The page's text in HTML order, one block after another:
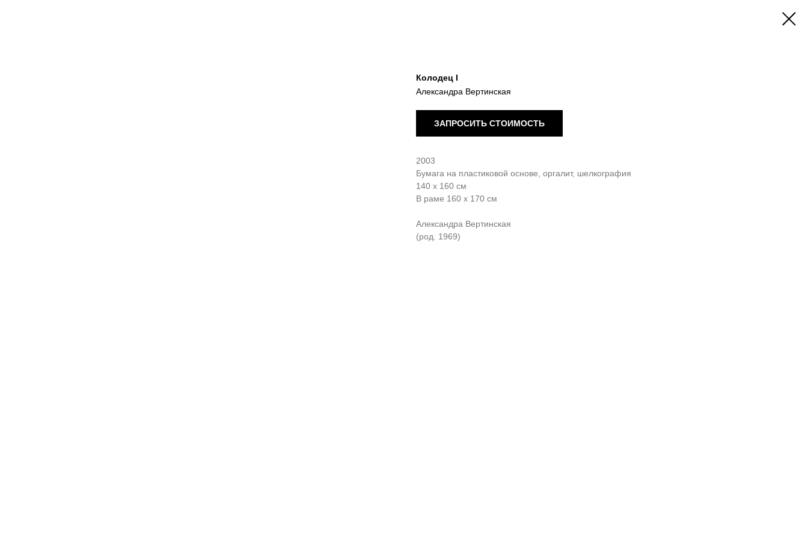
Колодец I
Александра Вертинская
ЗАПРОСИТЬ СТОИМОСТЬ
2003
Бумага на пластиковой основе, оргалит, шелкография
140 х 160 см
В раме 160 х 170 см
Александра Вертинская
(род. 1969)